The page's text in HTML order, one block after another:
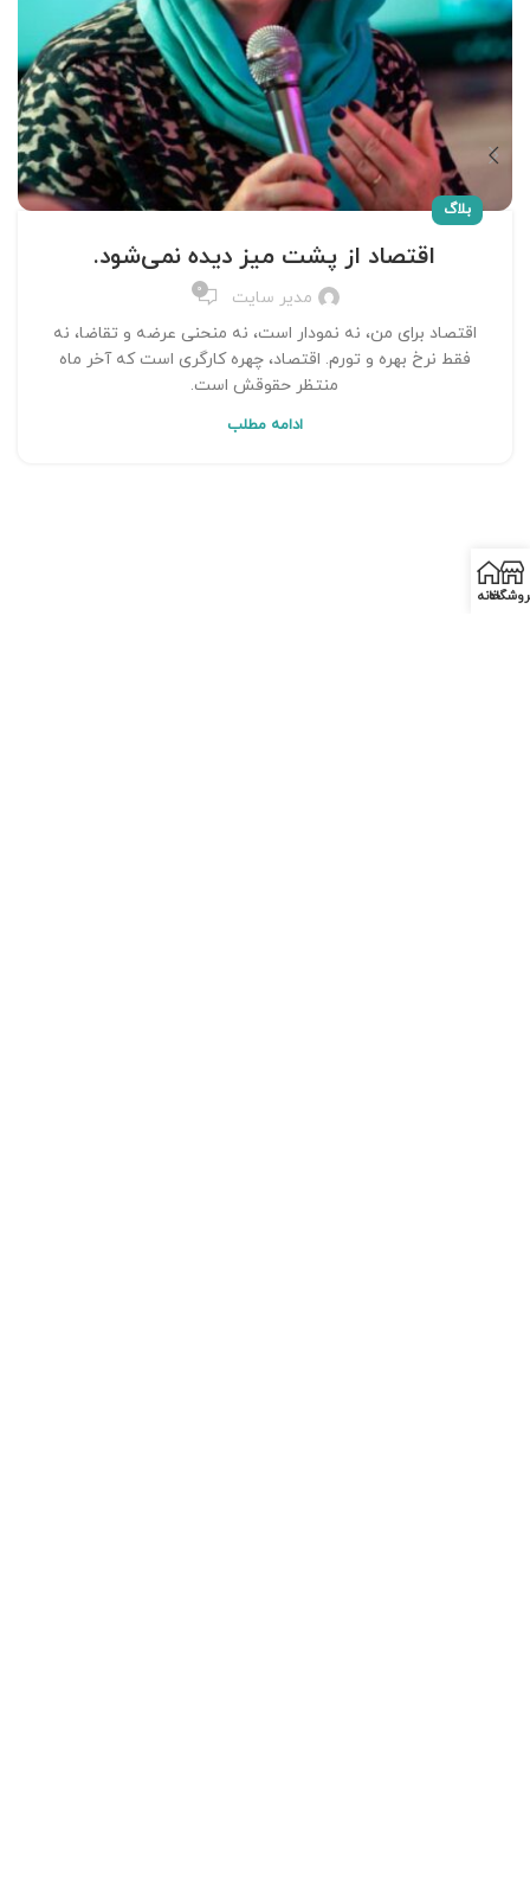
بلاگ
اقتصاد از پشت میز دیده نمی‌شود.
مدیر سایت 0
اقتصاد برای من، نه نمودار است، نه منحنی عرضه و تقاضا، نه
فقط نرخ بهره و تورم. اقتصاد، چهره کارگری است که آخر ماه
منتظر حقوقش است.
ادامه مطلب
خانه